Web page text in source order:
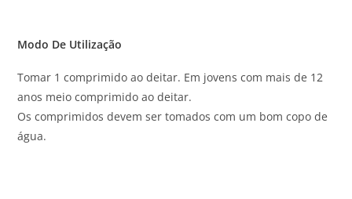
Modo De Utilização
Tomar 1 comprimido ao deitar. Em jovens com mais de 12
anos meio comprimido ao deitar.
Os comprimidos devem ser tomados com um bom copo de
água.